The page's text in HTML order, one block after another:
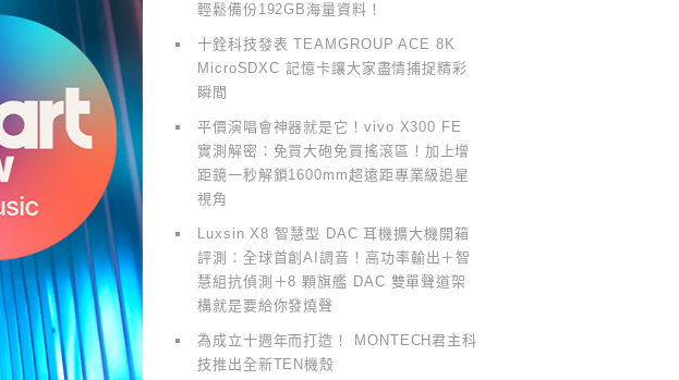
輕鬆備份192GB海量資料！
十銓科技發表 TEAMGROUP ACE 8K
MicroSDXC 記憶卡讓大家盡情捕捉精彩
瞬間
平價演唱會神器就是它！vivo X300 FE
實測解密：免買大砲免買搖滾區！加上增
距鏡一秒解鎖1600mm超遠距專業級追星
視角
Luxsin X8 智慧型 DAC 耳機擴大機開箱
評測：全球首創AI調音！高功率輸出＋智
慧組抗偵測＋8 顆旗艦 DAC 雙單聲道架
構就是要給你發燒聲
為成立十週年而打造！ MONTECH君主科
技推出全新TEN機殼